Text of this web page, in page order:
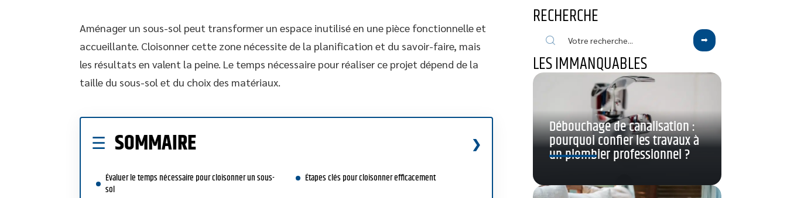
Aménager un sous-sol peut transformer un espace inutilisé en une pièce fonctionnelle et
accueillante. Cloisonner cette zone nécessite de la planification et du savoir-faire, mais
les résultats en valent la peine. Le temps nécessaire pour réaliser ce projet dépend de la
taille du sous-sol et du choix des matériaux.
SOMMAIRE
Évaluer le temps nécessaire pour cloisonner un sous-
sol
Étapes clés pour cloisonner efficacement
RECHERCHE
LES IMMANQUABLES
Débouchage de canalisation :
pourquoi confier les travaux à
un plombier professionnel ?